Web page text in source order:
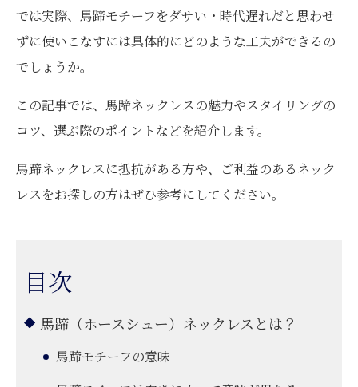
では実際、馬蹄モチーフをダサい・時代遅れだと思わせ
ずに使いこなすには具体的にどのような工夫ができるの
でしょうか。
この記事では、馬蹄ネックレスの魅力やスタイリングの
コツ、選ぶ際のポイントなどを紹介します。
馬蹄ネックレスに抵抗がある方や、ご利益のあるネック
レスをお探しの方はぜひ参考にしてください。
目次
馬蹄（ホースシュー）ネックレスとは？
馬蹄モチーフの意味